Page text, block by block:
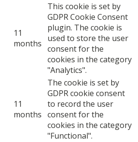
11
months
This cookie is set by
GDPR Cookie Consent
plugin. The cookie is
used to store the user
consent for the
cookies in the category
"Analytics".
11
months
The cookie is set by
GDPR cookie consent
to record the user
consent for the
cookies in the category
"Functional".